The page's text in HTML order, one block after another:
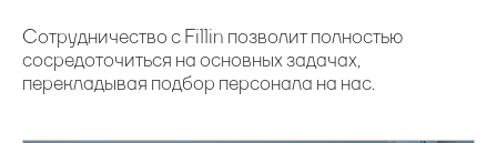
Сотрудничество с Fillin позволит полностью
сосредоточиться на основных задачах,
перекладывая подбор персонала на нас.